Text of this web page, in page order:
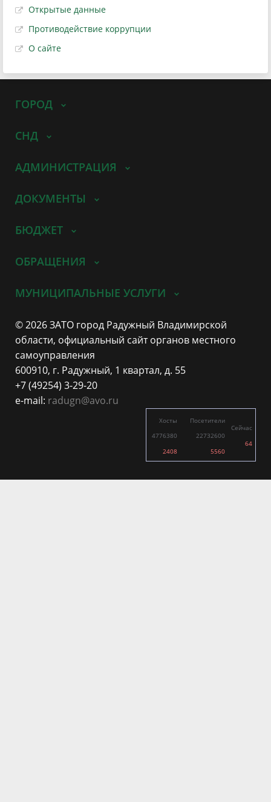
Открытые данные
Противодействие коррупции
О сайте
ГОРОД
СНД
АДМИНИСТРАЦИЯ
ДОКУМЕНТЫ
БЮДЖЕТ
ОБРАЩЕНИЯ
МУНИЦИПАЛЬНЫЕ УСЛУГИ
© 2026 ЗАТО город Радужный Владимирской
области, официальный сайт органов местного
самоуправления
600910, г. Радужный, 1 квартал, д. 55
+7 (49254) 3-29-20
e-mail: radugn@avo.ru
Хосты
4776380
2408
Посетители
22732600
5560
Сейчас
64